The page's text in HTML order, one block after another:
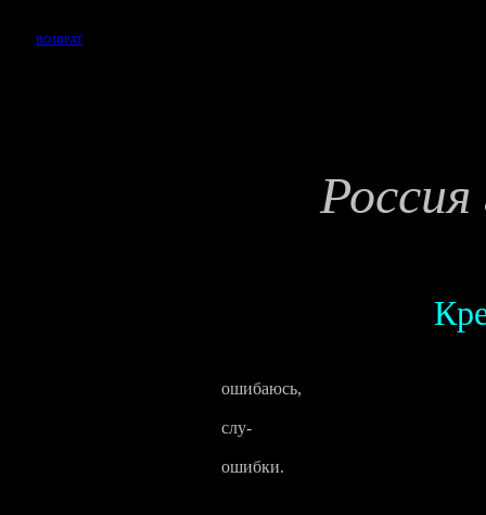
ВОЗВРАТ
ошибаюсь,
слу-
ошибки.